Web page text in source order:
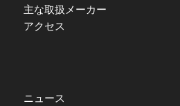
主な取扱メーカー
アクセス
ニュース